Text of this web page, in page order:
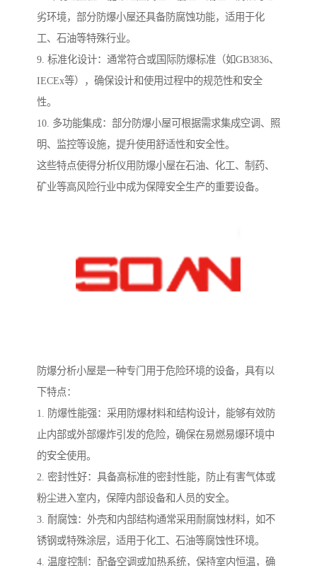
劣环境，部分防爆小屋还具备防腐蚀功能，适用于化
工、石油等特殊行业。
9. 标准化设计：通常符合或国际防爆标准（如GB3836、
IECEx等），确保设计和使用过程中的规范性和安全
性。
10. 多功能集成：部分防爆小屋可根据需求集成空调、照
明、监控等设施，提升使用舒适性和安全性。
这些特点使得分析仪用防爆小屋在石油、化工、制药、
矿业等高风险行业中成为保障安全生产的重要设备。
防爆分析小屋是一种专门用于危险环境的设备，具有以
下特点：
1. 防爆性能强：采用防爆材料和结构设计，能够有效防
止内部或外部爆炸引发的危险，确保在易燃易爆环境中
的安全使用。
2. 密封性好：具备高标准的密封性能，防止有害气体或
粉尘进入室内，保障内部设备和人员的安全。
3. 耐腐蚀：外壳和内部结构通常采用耐腐蚀材料，如不
锈钢或特殊涂层，适用于化工、石油等腐蚀性环境。
4. 温度控制：配备空调或加热系统，保持室内恒温，确